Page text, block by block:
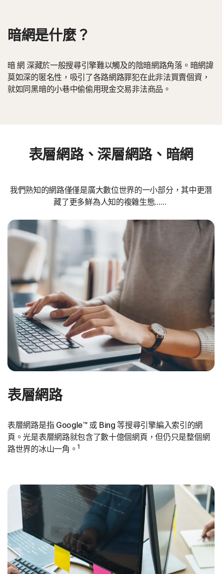
暗網是什麼？
暗 網 深藏於一般搜尋引擎難以觸及的陰暗網路角落。暗網諱
莫如深的匿名性，吸引了各路網路罪犯在此非法買賣個資，
就如同黑暗的小巷中偷偷用現金交易非法商品。
表層網路、深層網路、暗網
我們熟知的網路僅僅是廣大數位世界的一小部分，其中更潛
藏了更多鮮為人知的複雜生態……
表層網路
表層網路是指 Google™ 或 Bing 等搜尋引擎編入索引的網
頁。光是表層網路就包含了數十億個網頁，但仍只是整個網
路世界的冰山一角。1